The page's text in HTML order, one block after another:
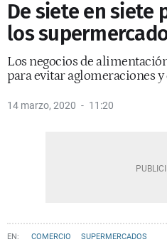
De siete en siete
los
Los negocios de
para evitar aglomeraciones
14 marzo, 2020 11:20
COMERCIO SUPERMERCADOS